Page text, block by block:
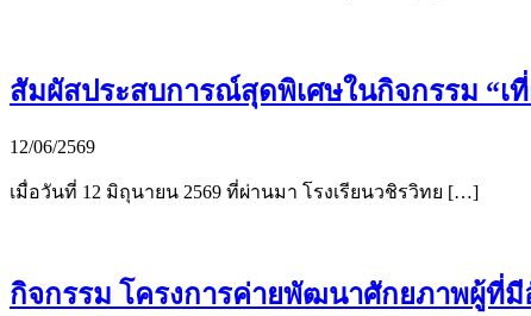
สัมผัสประสบการณ์สุดพิเศษในกิจกรรม “เ
12/06/2569
เมื่อวันที่ 12 มิถุนายน 2569 ที่ผ่านมา โรงเรียนวชิรวิทย […]
กิจกรรม โครงการค่ายพัฒนาศักยภาพผู้ที่มี